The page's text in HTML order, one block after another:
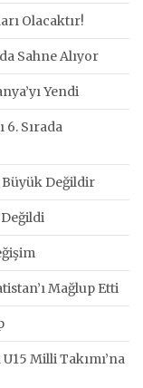
Olacaktır!
Sahne Alıyor
Yendi
6. Sırada
Büyük Değildir
Mağlup Etti
Milli Takımı’na